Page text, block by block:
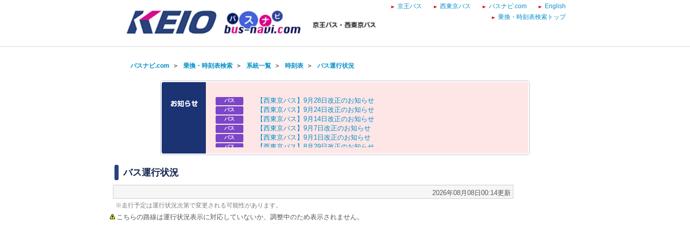
京王バス 西東京バス バスナビ.com
English
乗換・時刻表検索トップ
バスナビ.com ＞ 乗換・時刻表検索＞ 系統一覧＞ 時刻表＞ バス運行状況
バス 【西東京バス 】 9月 28 日 改正のお知 らせ
バス 【西東京バス 】 9月 24 日 改正のお知 らせ
バス 【西東京バス 】 9月 14 日 改正のお知 らせ
バス 【西東京バス 】 9月 7 日 改正のお知 らせ
バス 【西東京バス 】 9月 1 日 改正のお知 らせ
バス 【西東京バス 】 8 月 29日改正のお知 らせ
バス 【京王バス】お盆ダイヤのお知らせ
バス運行状況
2026年08月08日00:14更新
※走行予定は運行状況次第で変更される可能性があります。
こちらの路線は運行状況表示に対応していないか、調整中のため表示されません。